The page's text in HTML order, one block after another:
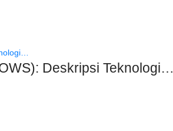
Deskripsi Teknologi…